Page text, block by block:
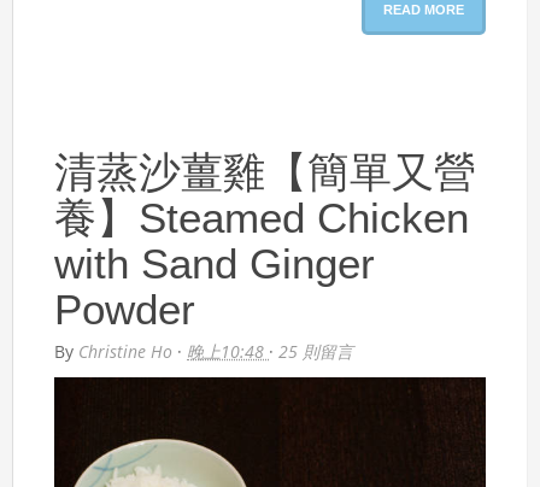
READ MORE
清蒸沙薑雞【簡單又營
養】Steamed Chicken
with Sand Ginger
Powder
By Christine Ho · 晚上10:48 · 25 則留言